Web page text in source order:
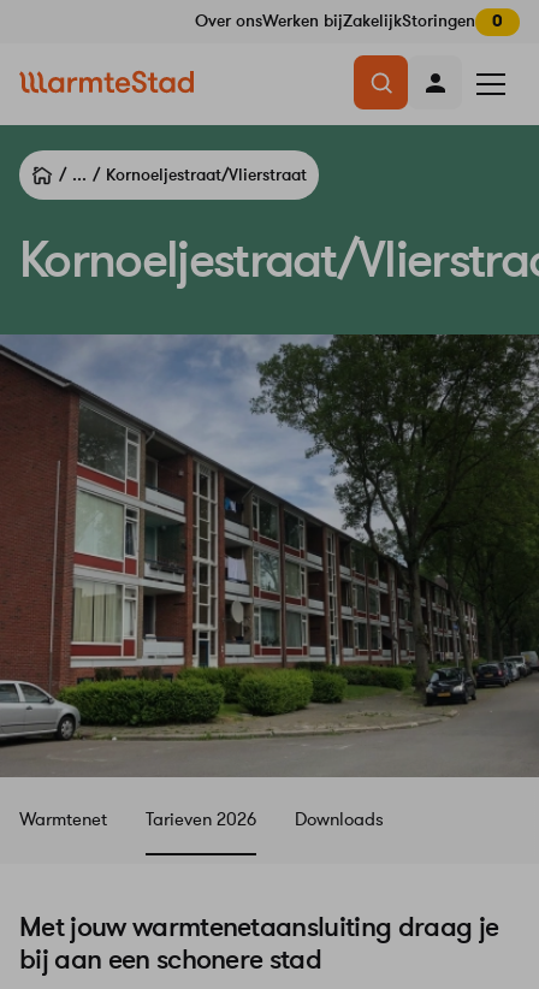
overslaan
Over onsWerken bijZakelijkStoringen 0
openen
... Kornoeljestraat/Vlierstraat
Kornoeljestraat/
Warmtenet Tarieven 2026 Downloads
Met jouw warmtenetaansluiting draag je
bij aan een schonere stad